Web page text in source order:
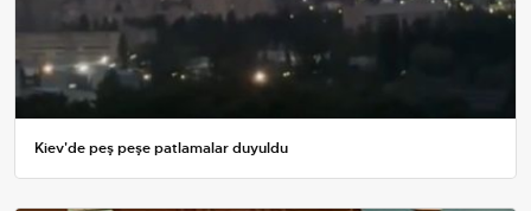
Kiev'de peş peşe patlamalar duyuldu